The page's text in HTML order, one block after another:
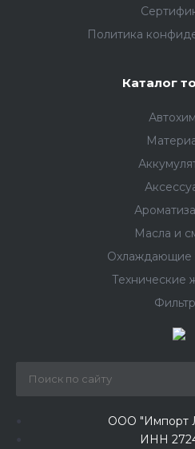
Политика
Каталог
Масла и
Охлаждающие
Технические
ООО "Импорт
ИНН